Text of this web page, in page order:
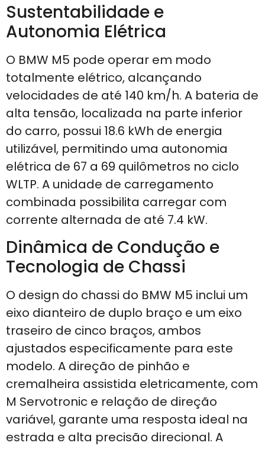
Sustentabilidade e
Autonomia Elétrica
O BMW M5 pode operar em modo
totalmente elétrico, alcançando
velocidades de até 140 km/h. A bateria de
alta tensão, localizada na parte inferior
do carro, possui 18.6 kWh de energia
utilizável, permitindo uma autonomia
elétrica de 67 a 69 quilômetros no ciclo
WLTP. A unidade de carregamento
combinada possibilita carregar com
corrente alternada de até 7.4 kW.
Dinâmica de Condução e
Tecnologia de Chassi
O design do chassi do BMW M5 inclui um
eixo dianteiro de duplo braço e um eixo
traseiro de cinco braços, ambos
ajustados especificamente para este
modelo. A direção de pinhão e
cremalheira assistida eletricamente, com
M Servotronic e relação de direção
variável, garante uma resposta ideal na
estrada e alta precisão direcional. A